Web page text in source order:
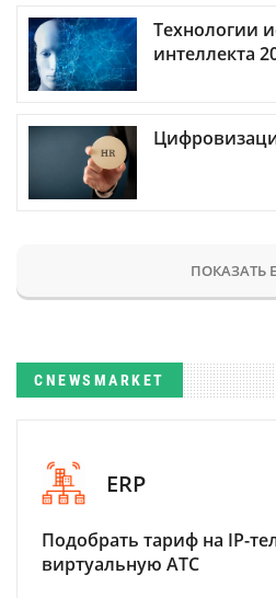
Технологии
интеллекта
ПОКАЗАТЬ
CNEWSMARKET
ERP
Подобрать тариф на IP-
виртуальную АТС